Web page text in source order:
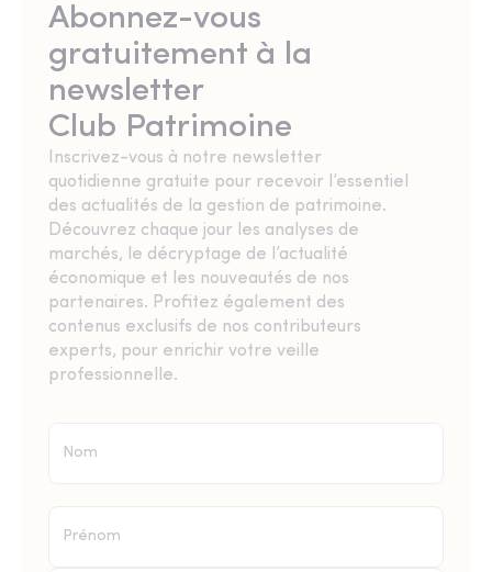
Abonnez-vous
gratuitement à la
newsletter
Club Patrimoine
Inscrivez-vous à notre newsletter
quotidienne gratuite pour recevoir l’essentiel
des actualités de la gestion de patrimoine.
Découvrez chaque jour les analyses de
marchés, le décryptage de l’actualité
économique et les nouveautés de nos
partenaires. Profitez également des
contenus exclusifs de nos contributeurs
experts, pour enrichir votre veille
professionnelle.